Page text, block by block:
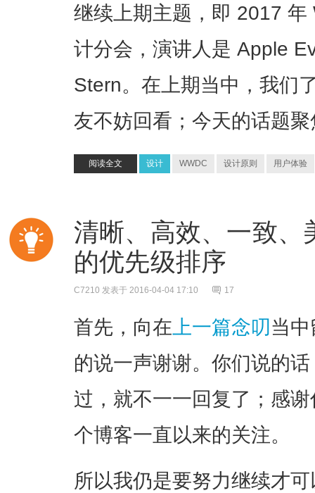
继续上期主题，即 2017 年
计分会，演讲人是 Apple
Stern。在上期当中，我们
友不妨回看；今天的话题聚
阅读全文 设计 WWDC 设计原则 用户体验
清晰、高效、一致、
的优先级排序
C7210 发表于 2016-04-04 17:10 17
首先，向在 上一篇念叨当
的说一声谢谢。你们说的
过，就不一一回复了；感
个博客一直以来的关注。
所以我仍是要努力继续才